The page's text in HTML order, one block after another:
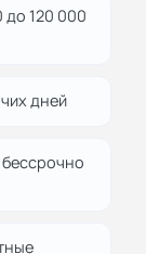
до 120 000
дней